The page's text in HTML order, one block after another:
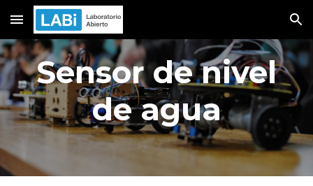
Skip to main content Skip to navigation
Sensor de nivel
de agua